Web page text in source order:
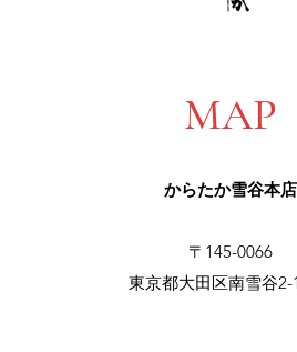
MAP
からたか雪谷本店
〒145-0066
東京都大田区南雪谷2-